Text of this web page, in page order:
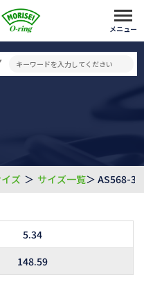
メニュー
ズ ＞ サイズ一覧＞ AS568-
5.34
148.59